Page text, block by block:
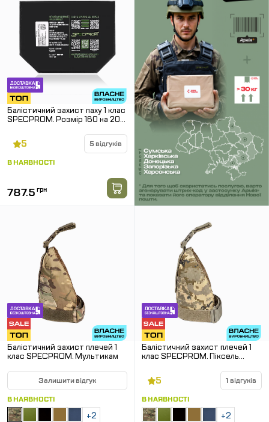
Балістичний захист паху 1 клас
SPECPROM. Розмір 160 на 200
5 5 відгуків
В НАЯВНОСТІ
787.5 грн
Балістичний захист плечей 1
клас SPECPROM. Мультикам
Залишити відгук
В НАЯВНОСТІ
+2
Балістичний захист плечей 1
клас SPECPROM. Піксель
5 1 відгуків
В НАЯВНОСТІ
+2